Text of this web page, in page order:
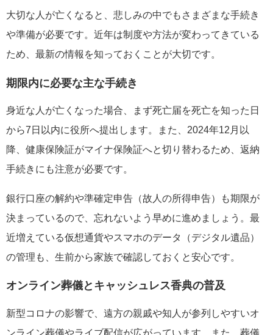
大切な人が亡くなると、悲しみの中でもさまざまな手続き
や準備が必要です。近年は制度や方法が変わってきている
ため、最新の情報を知っておくことが大切です。
期限内に必要な主な手続き
身近な人が亡くなった場合、まず死亡届を死亡を知った日
から7日以内に役所へ提出します。また、2024年12月以
降、健康保険証がマイナ保険証へと切り替わるため、返納
手続きにも注意が必要です。
銀行口座の解約や準確定申告（故人の所得申告）も期限が
決まっているので、忘れないよう早めに進めましょう。最
近増えている仮想通貨やスマホのデータ（デジタル遺品）
の管理も、生前から家族で確認しておくと安心です。
オンライン葬儀とキャッシュレス香典の普及
新型コロナの影響で、遠方の親戚や知人が参列しやすいオ
ンライン葬儀やライブ配信が広がっています。また、葬儀